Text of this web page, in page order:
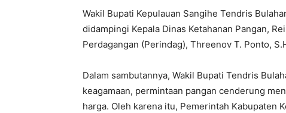
Wakil Bupati Kepulauan Sangihe Tendris
didampingi Kepala Dinas Ketahanan Pangan,
Perdagangan (Perindag), Threenov T. Ponto,
Dalam sambutannya, Wakil Bupati Tendris
keagamaan, permintaan pangan cenderung
harga. Oleh karena itu, Pemerintah Kabupaten